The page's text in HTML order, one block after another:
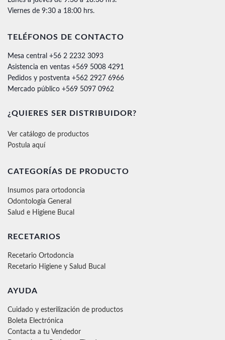
Viernes de 9:30 a 18:00 hrs.
TELÉFONOS DE CONTACTO
Mesa central +56 2 2232 3093
Asistencia en ventas +569 5008 4291
Pedidos y postventa +562 2927 6966
Mercado público +569 5097 0962
¿QUIERES SER DISTRIBUIDOR?
Ver catálogo de productos
Postula aquí
CATEGORÍAS DE PRODUCTO
Insumos para ortodoncia
Odontología General
Salud e Higiene Bucal
RECETARIOS
Recetario Ortodoncia
Recetario Higiene y Salud Bucal
AYUDA
Cuidado y esterilización de productos
Boleta Electrónica
Contacta a tu Vendedor